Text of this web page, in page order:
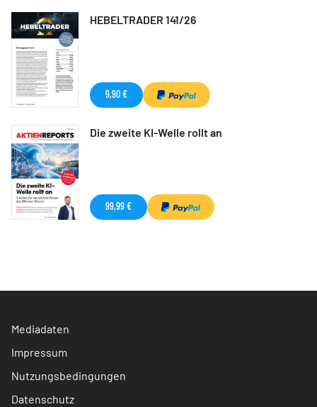
HEBELTRADER 141/26
9,90 €
Die zweite KI-Welle rollt an
99,99 €
Mediadaten
Impressum
Nutzungsbedingungen
Datenschutz